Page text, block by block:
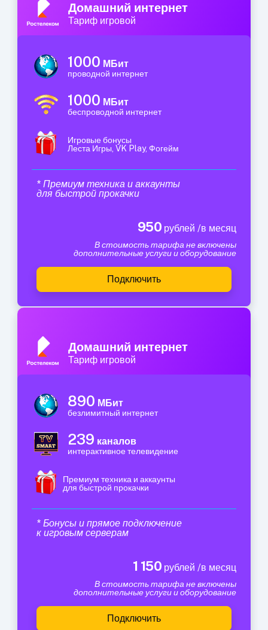
Домашний интернет
Тариф игровой
1000 МБит
проводной интернет
1000 МБит
беспроводной интернет
Игровые бонусы
Леста Игры, VK Play, Фогейм
* Премиум техника и аккаунты
для быстрой прокачки
950 рублей /в месяц
В стоимость тарифа не включены
дополнительные услуги и оборудование
Подключить
Домашний интернет
Тариф игровой
890 МБит
безлимитный интернет
239 каналов
интерактивное телевидение
Премиум техника и аккаунты
для быстрой прокачки
* Бонусы и прямое подключение
к игровым серверам
1 150 рублей /в месяц
В стоимость тарифа не включены
дополнительные услуги и оборудование
Подключить